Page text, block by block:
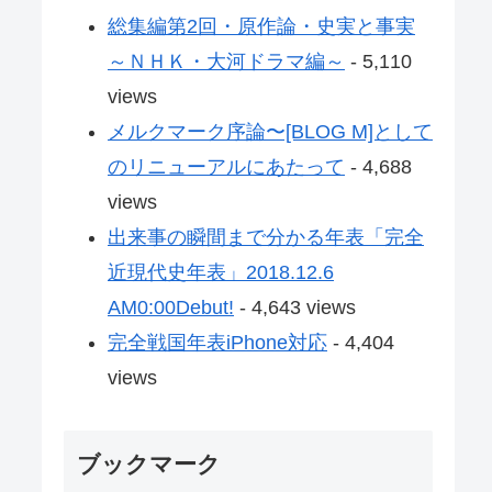
総集編第2回・原作論・史実と事実
～ＮＨＫ・大河ドラマ編～ - 5,110
views
メルクマーク序論〜[BLOG M]として
のリニューアルにあたって - 4,688
views
出来事の瞬間まで分かる年表「完全
近現代史年表」2018.12.6
AM0:00Debut! - 4,643 views
完全戦国年表iPhone対応 - 4,404
views
ブックマーク